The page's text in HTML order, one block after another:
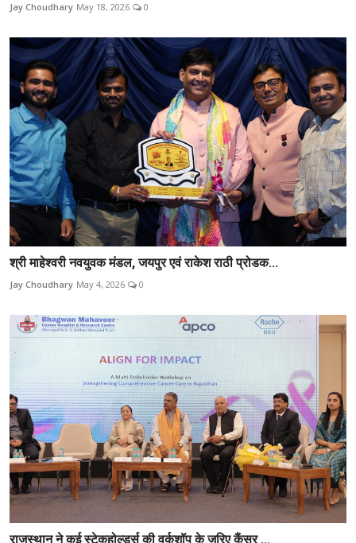
Jay Choudhary May 18, 2026 0
श्री माहेश्वरी नवयुवक मंडल, जयपुर एवं राकेश राठी प्रोडक...
Jay Choudhary May 4, 2026 0
राजस्थान ने कई स्टेकहोल्डर्स की वर्कशॉप के ज़रिए कैंसर ...